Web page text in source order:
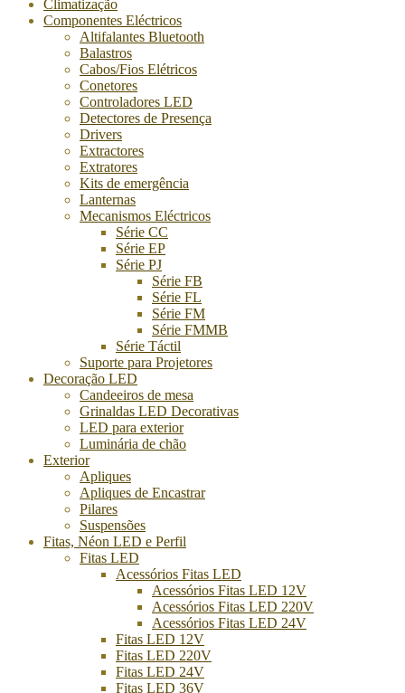
Climatização
Componentes Eléctricos
Altifalantes Bluetooth
Balastros
Cabos/Fios Elétricos
Conetores
Controladores LED
Detectores de Presença
Drivers
Extractores
Extratores
Kits de emergência
Lanternas
Mecanismos Eléctricos
Série CC
Série EP
Série PJ
Série FB
Série FL
Série FM
Série FMMB
Série Táctil
Suporte para Projetores
Decoração LED
Candeeiros de mesa
Grinaldas LED Decorativas
LED para exterior
Luminária de chão
Exterior
Apliques
Apliques de Encastrar
Pilares
Suspensões
Fitas, Néon LED e Perfil
Fitas LED
Acessórios Fitas LED
Acessórios Fitas LED 12V
Acessórios Fitas LED 220V
Acessórios Fitas LED 24V
Fitas LED 12V
Fitas LED 220V
Fitas LED 24V
Fitas LED 36V